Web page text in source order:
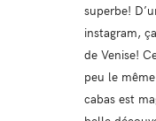
superbe!
instagram,
de Venise!
peu le
cabas est